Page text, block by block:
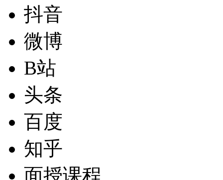
抖音
微博
B站
头条
百度
知乎
面授课程